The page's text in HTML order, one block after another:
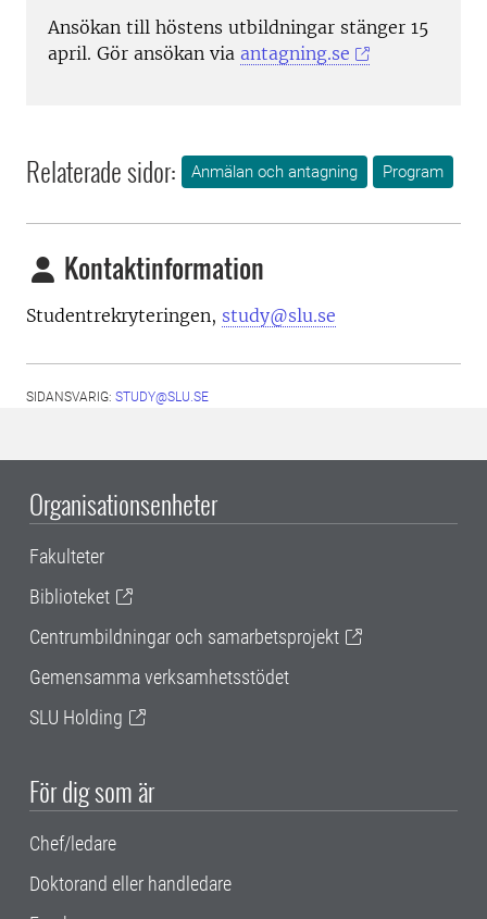
Ansökan till höstens utbildningar stänger 15
april. Gör ansökan via antagning.se
Relaterade sidor: Anmälan och antagning Program
Kontaktinformation
Studentrekryteringen, study@slu.se
SIDANSVARIG: STUDY@SLU.SE
Organisationsenheter
Fakulteter
Biblioteket
Centrumbildningar och samarbetsprojekt
Gemensamma verksamhetsstödet
SLU Holding
För dig som är
Chef/ledare
Doktorand eller handledare